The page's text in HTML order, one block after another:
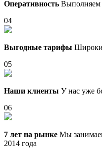
Оперативность Выполняем
04
Выгодные тарифы
05
Наши клиенты У нас уже
06
7 лет на рынке Мы
2014 года